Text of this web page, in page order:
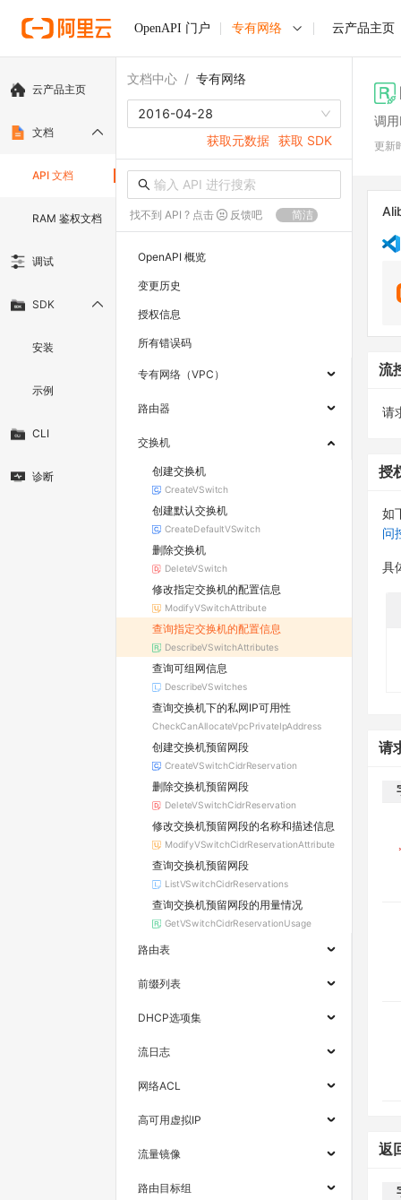
OpenAPI 门户 专有网络 云产品主页
云产品主页
文档
API 文档
RAM 鉴权文档
调试
SDK
安装
示例
CLI
诊断
文档中心 / 专有网络
2016-04-28
获取元数据 获取 SDK
找不到 API ? 点击 反馈吧 简洁
OpenAPI 概览
变更历史
授权信息
所有错误码
专有网络（VPC）
路由器
交换机
创建交换机
CreateVSwitch
创建默认交换机
CreateDefaultVSwitch
删除交换机
DeleteVSwitch
修改指定交换机的配置信息
ModifyVSwitchAttribute
查询指定交换机的配置信息
DescribeVSwitchAttributes
查询可组网信息
DescribeVSwitches
查询交换机下的私网IP可用性
CheckCanAllocateVpcPrivateIpAddress
创建交换机预留网段
CreateVSwitchCidrReservation
删除交换机预留网段
DeleteVSwitchCidrReservation
修改交换机预留网段的名称和描述信息
ModifyVSwitchCidrReservationAttribute
查询交换机预留网段
ListVSwitchCidrReservations
查询交换机预留网段的用量情况
GetVSwitchCidrReservationUsage
路由表
前缀列表
DHCP选项集
流日志
网络ACL
高可用虚拟IP
流量镜像
路由目标组
调
更新
流
请
授
如
问
具
请
返